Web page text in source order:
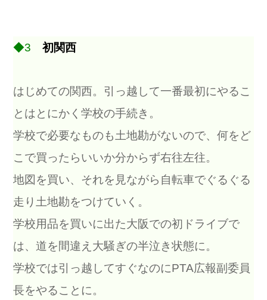
◆3 初関西
はじめての関西。引っ越して一番最初にやるこ
とはとにかく学校の手続き。
学校で必要なものも土地勘がないので、何をど
こで買ったらいいか分からず右往左往。
地図を買い、それを見ながら自転車でぐるぐる
走り土地勘をつけていく。
学校用品を買いに出た大阪での初ドライブで
は、道を間違え大騒ぎの半泣き状態に。
学校では引っ越してすぐなのにPTA広報副委員
長をやることに。